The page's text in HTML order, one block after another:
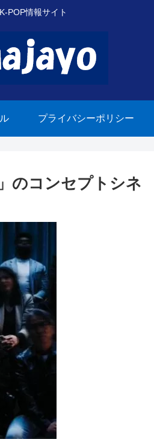
K-POP情報サイト
プライバシーポリシー
のコンセプトシネ